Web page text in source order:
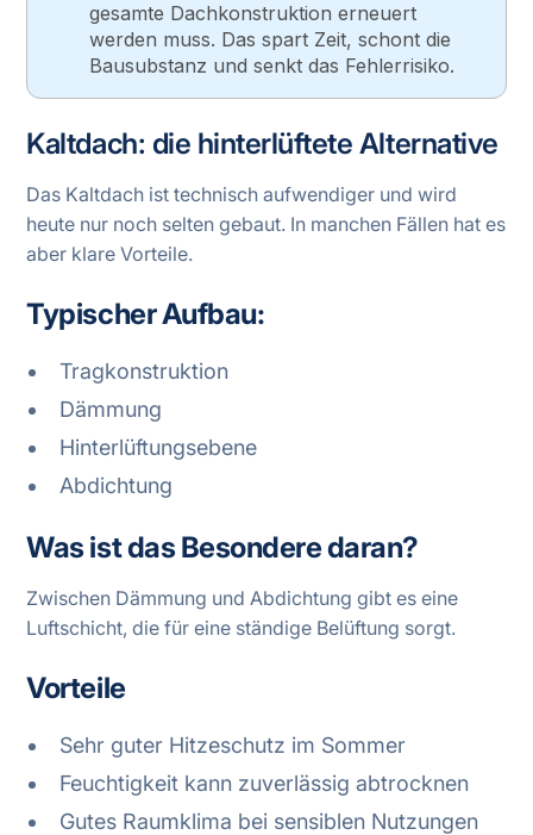
gesamte Dachkonstruktion erneuert
werden muss. Das spart Zeit, schont die
Bausubstanz und senkt das Fehlerrisiko.
Kaltdach: die hinterlüftete Alternative
Das Kaltdach ist technisch aufwendiger und wird
heute nur noch selten gebaut. In manchen Fällen hat es
aber klare Vorteile.
Typischer Aufbau:
Tragkonstruktion
Dämmung
Hinterlüftungsebene
Abdichtung
Was ist das Besondere daran?
Zwischen Dämmung und Abdichtung gibt es eine
Luftschicht, die für eine ständige Belüftung sorgt.
Vorteile
Sehr guter Hitzeschutz im Sommer
Feuchtigkeit kann zuverlässig abtrocknen
Gutes Raumklima bei sensiblen Nutzungen